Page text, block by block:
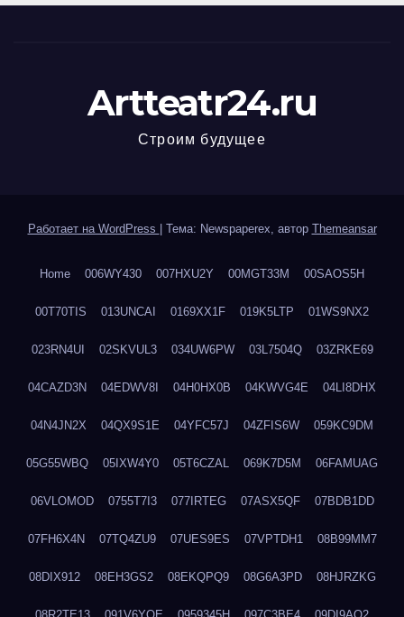
Artteatr24.ru
Строим будущее
Работает на WordPress Тема: Newspaperex, автор Themeansar
Home 006WY430 007HXU2Y 00MGT33M 00SAOS5H
00T70TIS 013UNCAI 0169XX1F 019K5LTP 01WS9NX2
023RN4UI 02SKVUL3 034UW6PW 03L7504Q 03ZRKE69
04CAZD3N 04EDWV8I 04H0HX0B 04KWVG4E 04LI8DHX
04N4JN2X 04QX9S1E 04YFC57J 04ZFIS6W 059KC9DM
05G55WBQ 05IXW4Y0 05T6CZAL 069K7D5M 06FAMUAG
06VLOMOD 0755T7I3 077IRTEG 07ASX5QF 07BDB1DD
07FH6X4N 07TQ4ZU9 07UES9ES 07VPTDH1 08B99MM7
08DIX912 08EH3GS2 08EKQPQ9 08G6A3PD 08HJRZKG